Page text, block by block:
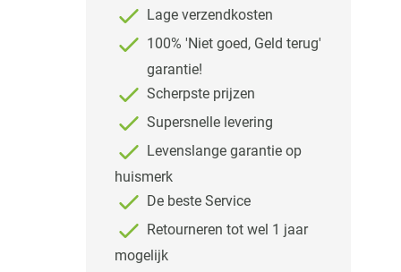
Lage verzendkosten
100% 'Niet goed, Geld terug'
garantie!
Scherpste prijzen
Supersnelle levering
Levenslange garantie op
huismerk
De beste Service
Retourneren tot wel 1 jaar
mogelijk